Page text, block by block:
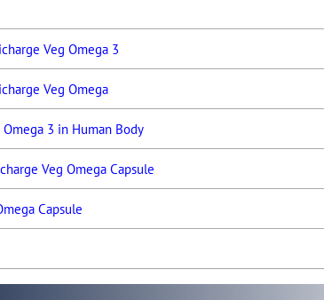
Veg Omega 3
Veg Omega
3 in Human Body
Veg Omega Capsule
Capsule